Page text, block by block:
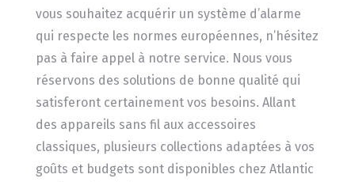
vous souhaitez acquérir un système d’alarme
qui respecte les normes européennes, n’hésitez
pas à faire appel à notre service. Nous vous
réservons des solutions de bonne qualité qui
satisferont certainement vos besoins. Allant
des appareils sans fil aux accessoires
classiques, plusieurs collections adaptées à vos
goûts et budgets sont disponibles chez Atlantic